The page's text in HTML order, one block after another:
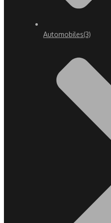
Automobiles(3)